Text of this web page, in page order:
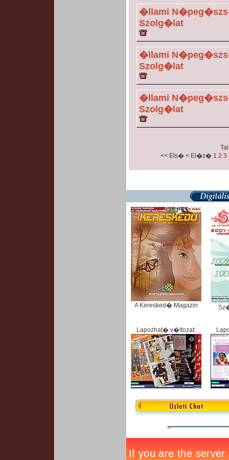
�llami
Szolg�lat
�llami
Szolg�lat
�llami
Szolg�lat
<< Els� < El�z� 1 2 3
A Keresked� Magazin
Lapozhat� v�ltozat: